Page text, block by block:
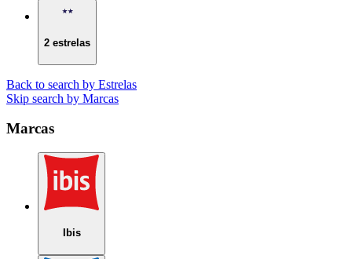
2 estrelas
Back to search by Estrelas
Skip search by Marcas
Marcas
Ibis